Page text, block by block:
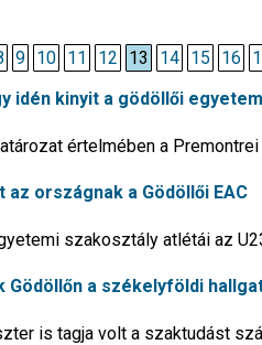
9 10 11 12 13 14 15 16
idén kinyit a gödöllői
értelmében a
országnak a Gödöllői EAC
szakosztály atlétái az
Gödöllőn a székelyföldi
is tagja volt a szaktudást